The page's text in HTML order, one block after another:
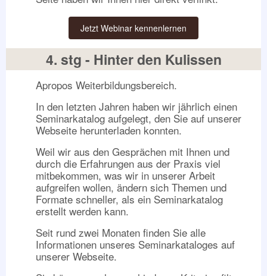
Jetzt Webinar kennenlernen
4. stg - Hinter den Kulissen
Apropos Weiterbildungsbereich.
In den letzten Jahren haben wir jährlich einen
Seminarkatalog aufgelegt, den Sie auf unserer
Webseite herunterladen konnten.
Weil wir aus den Gesprächen mit Ihnen und
durch die Erfahrungen aus der Praxis viel
mitbekommen, was wir in unserer Arbeit
aufgreifen wollen, ändern sich Themen und
Formate schneller, als ein Seminarkatalog
erstellt werden kann.
Seit rund zwei Monaten finden Sie alle
Informationen unseres Seminarkataloges auf
unserer Webseite.